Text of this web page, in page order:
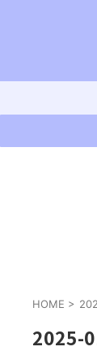
HOME >
2025-